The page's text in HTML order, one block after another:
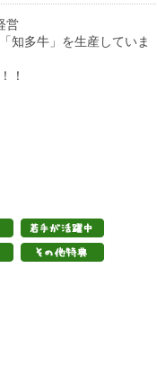
営
知多牛」を生産していま
！